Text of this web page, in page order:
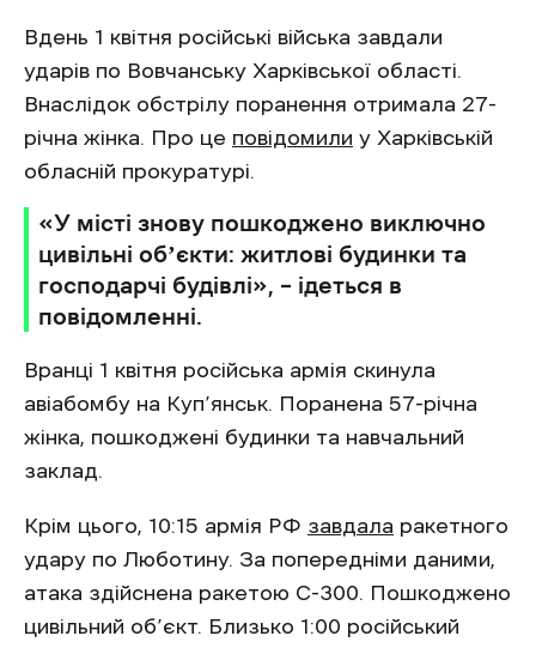
Вдень 1 квітня російські війська завдали
ударів по Вовчанську Харківської області.
Внаслідок обстрілу поранення отримала 27-
річна жінка. Про це повідомили у Харківській
обласній прокуратурі.
«У місті знову пошкоджено виключно
цивільні обʼєкти: житлові будинки та
господарчі будівлі», – ідеться в
повідомленні.
Вранці 1 квітня російська армія скинула
авіабомбу на Куп’янськ. Поранена 57-річна
жінка, пошкоджені будинки та навчальний
заклад.
Крім цього, 10:15 армія РФ завдала ракетного
удару по Люботину. За попередніми даними,
атака здійснена ракетою С-300. Пошкоджено
цивільний об’єкт. Близько 1:00 російський